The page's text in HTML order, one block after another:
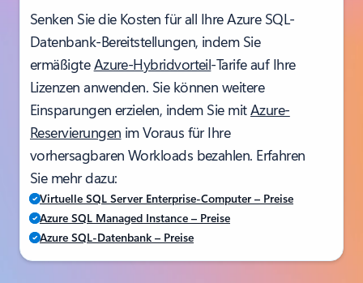
Senken Sie die Kosten für all Ihre Azure SQL-
Datenbank-Bereitstellungen, indem Sie
ermäßigteAzure-Hybridvorteil-Tarife auf Ihre
Lizenzen anwenden. Sie können weitere
Einsparungen erzielen, indem Sie mitAzure-
Reservierungen im Voraus für Ihre
vorhersagbaren Workloads bezahlen. Erfahren
Sie mehr dazu:
Virtuelle SQL Server Enterprise-Computer – Preise
Azure SQL Managed Instance – Preise
Azure SQL-Datenbank – Preise